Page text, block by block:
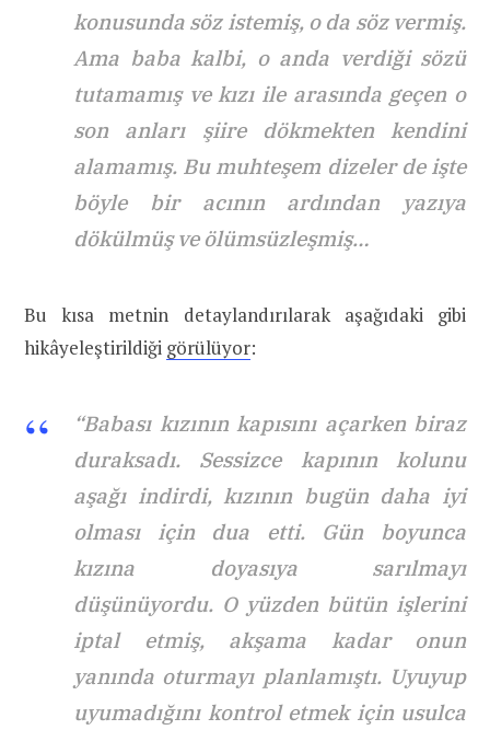
konusunda söz istemiş, o da söz vermiş.
Ama baba kalbi, o anda verdiği sözü
tutamamış ve kızı ile arasında geçen o
son anları şiire dökmekten kendini
alamamış. Bu muhteşem dizeler de işte
böyle bir acının ardından yazıya
dökülmüş ve ölümsüzleşmiş…
Bu kısa metnin detaylandırılarak aşağıdaki gibi
hikâyeleştirildiği görülüyor:
“Babası kızının kapısını açarken biraz
duraksadı. Sessizce kapının kolunu
aşağı indirdi, kızının bugün daha iyi
olması için dua etti. Gün boyunca
kızına doyasıya sarılmayı
düşünüyordu. O yüzden bütün işlerini
iptal etmiş, akşama kadar onun
yanında oturmayı planlamıştı. Uyuyup
uyumadığını kontrol etmek için usulca